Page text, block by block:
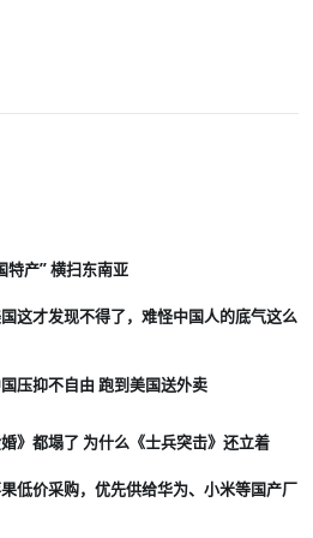
特产” 横扫东南亚
这才发现不得了，难怪中国人的底气这么
压抑不自由 跑到美国送外卖
婚》都塌了 为什么《士兵突击》还立着
低价采购，优先供给华为、小米等国产厂